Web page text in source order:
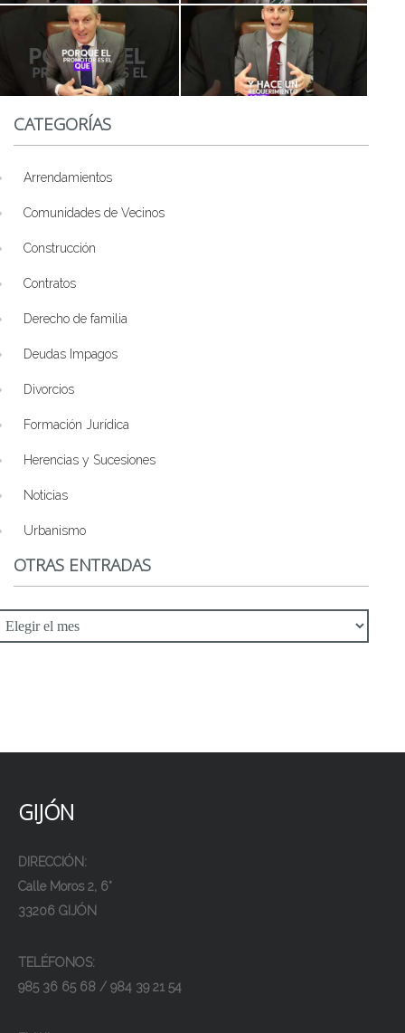
CATEGORÍAS
Arrendamientos
Comunidades de Vecinos
Construcción
Contratos
Derecho de familia
Deudas Impagos
Divorcios
Formación Jurídica
Herencias y Sucesiones
Noticias
Urbanismo
OTRAS ENTRADAS
GIJÓN
DIRECCIÓN:
Calle Moros 2, 6°
33206 GIJÓN
TELÉFONOS:
985 36 65 68 / 984 39 21 54